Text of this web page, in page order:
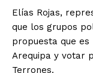
Elías Rojas,
que los grupos
propuesta que
Arequipa y votar
Terrones.